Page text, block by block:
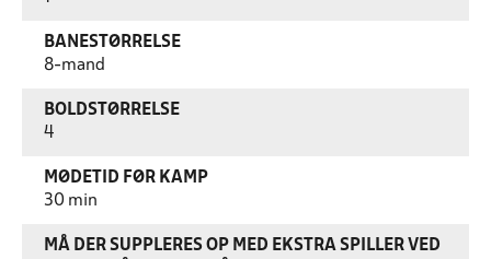
BANESTØRRELSE
8-mand
BOLDSTØRRELSE
4
MØDETID FØR KAMP
30 min
MÅ DER SUPPLERES OP MED EKSTRA SPILLER VED